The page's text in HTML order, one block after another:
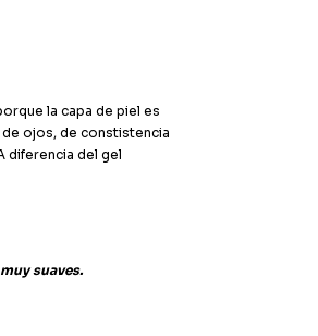
la capa de piel es
ojos, de constistencia
diferencia del gel
suaves.